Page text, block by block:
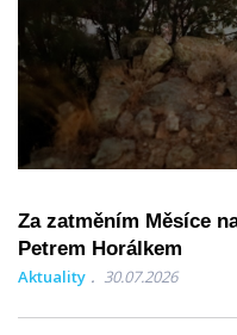
Za zatměním Měsíce
Petrem Horálkem
Aktuality 30.07.2026